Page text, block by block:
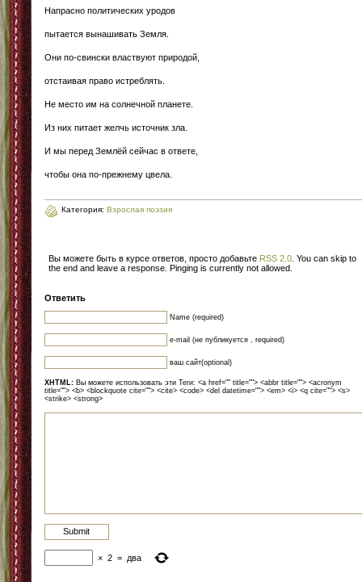
Напрасно политических уродов
пытается вынашивать Земля.
Они по-свински властвуют природой,
отстаивая право истреблять.
Не место им на солнечной планете.
Из них питает желчь источник зла.
И мы перед Землёй сейчас в ответе,
чтобы она по-прежнему цвела.
Категория: Взрослая поэзия
Вы можете быть в курсе ответов, просто добавьте RSS 2.0 . You can skip to
the end and leave a response. Pinging is currently not allowed.
Ответить
Name (required)
e-mail (не публикуется , required)
ваш сайт(optional)
XHTML: Вы можете использовать эти Теги: <a href="" title=""> <abbr title=""> <acronym
title=""> <b> <blockquote cite=""> <cite> <code> <del datetime=""> <em> <i> <q cite=""> <s>
<strike> <strong>
× 2 = два